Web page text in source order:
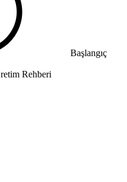
Başlangıç
Rehberi